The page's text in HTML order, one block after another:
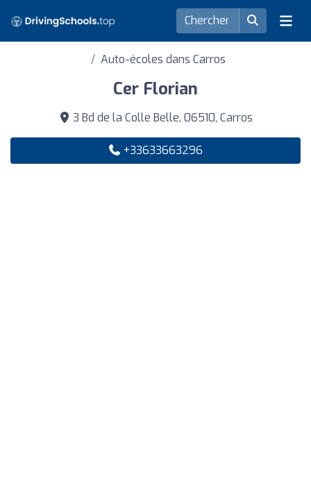
Auto-écoles dans Carros
Cer Florian
3 Bd de la Colle Belle, 06510, Carros
+33633663296